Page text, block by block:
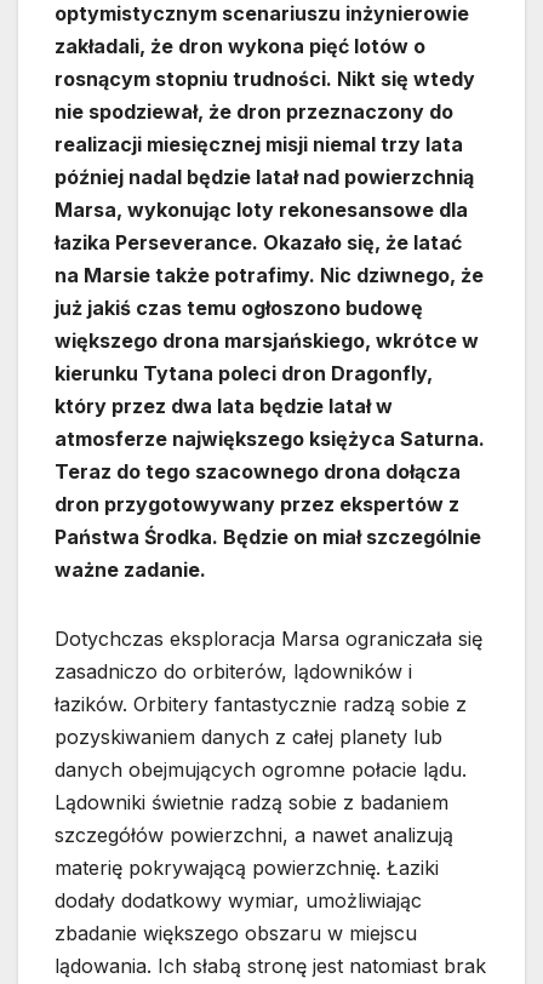
optymistycznym scenariuszu inżynierowie
zakładali, że dron wykona pięć lotów o
rosnącym stopniu trudności. Nikt się wtedy
nie spodziewał, że dron przeznaczony do
realizacji miesięcznej misji niemal trzy lata
później nadal będzie latał nad powierzchnią
Marsa, wykonując loty rekonesansowe dla
łazika Perseverance. Okazało się, że latać
na Marsie także potrafimy. Nic dziwnego, że
już jakiś czas temu ogłoszono budowę
większego drona marsjańskiego, wkrótce w
kierunku Tytana poleci dron Dragonfly,
który przez dwa lata będzie latał w
atmosferze największego księżyca Saturna.
Teraz do tego szacownego drona dołącza
dron przygotowywany przez ekspertów z
Państwa Środka. Będzie on miał szczególnie
ważne zadanie.
Dotychczas eksploracja Marsa ograniczała się
zasadniczo do orbiterów, lądowników i
łazików. Orbitery fantastycznie radzą sobie z
pozyskiwaniem danych z całej planety lub
danych obejmujących ogromne połacie lądu.
Lądowniki świetnie radzą sobie z badaniem
szczegółów powierzchni, a nawet analizują
materię pokrywającą powierzchnię. Łaziki
dodały dodatkowy wymiar, umożliwiając
zbadanie większego obszaru w miejscu
lądowania. Ich słabą stronę jest natomiast brak